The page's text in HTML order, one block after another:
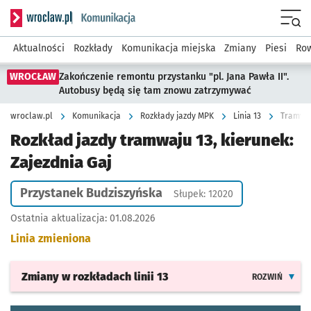
Serwis informacyjny wroclaw.pl podserwis: Komunikacja
Aktualności Rozkłady Komunikacja miejska Zmiany Piesi
WROCŁAW Zakończenie remontu przystanku "pl. Jana Pawła II".
Autobusy będą się tam znowu zatrzymywać
wroclaw.pl Komunikacja Rozkłady jazdy MPK Linia 13
Rozkład jazdy tramwaju 13, kierunek:
Zajezdnia Gaj
Przystanek Budziszyńska Słupek: 12020
Ostatnia aktualizacja: 01.08.2026
Linia zmieniona
Zmiany w rozkładach linii 13 ROZWIŃ